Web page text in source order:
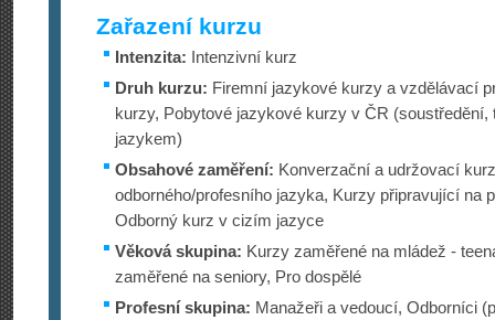
Zařazení kurzu
Intenzita: Intenzivní kurz
Druh kurzu: Firemní jazykové kurzy a vzdělávací
kurzy, Pobytové jazykové kurzy v ČR (soustředění,
jazykem)
Obsahové zaměření: Konverzační a udržovací
odborného/profesního jazyka, Kurzy připravující na
Odborný kurz v cizím jazyce
Věková skupina: Kurzy zaměřené na mládež -
zaměřené na seniory, Pro dospělé
Profesní skupina: Manažeři a vedoucí, Odborníci